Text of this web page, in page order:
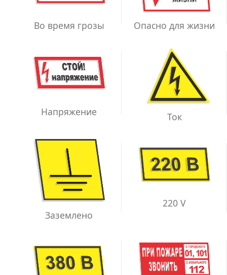
Во время грозы Опасно для жизни
Напряжение Ток
Заземлено
220 V